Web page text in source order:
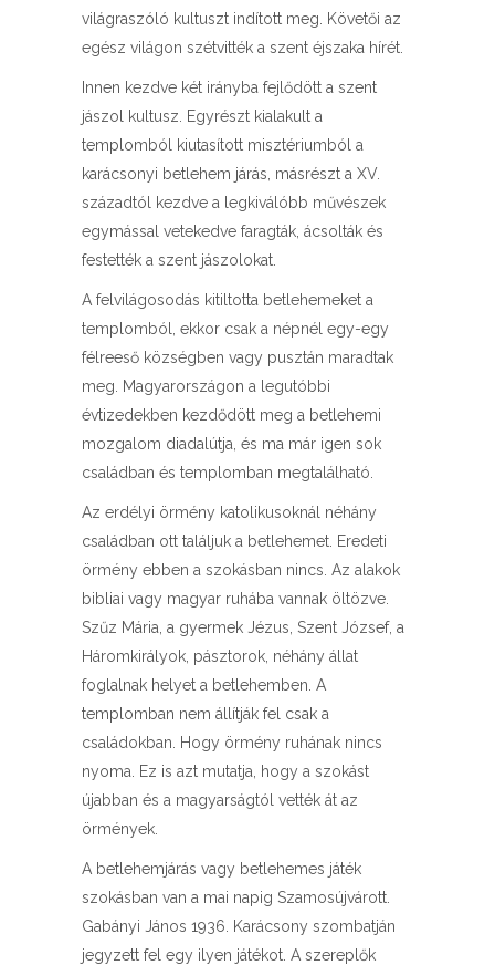
világraszóló kultuszt indított meg. Követői az
egész világon szétvitték a szent éjszaka hírét.
Innen kezdve két irányba fejlődött a szent
jászol kultusz. Egyrészt kialakult a
templomból kiutasított misztériumból a
karácsonyi betlehem járás, másrészt a XV.
századtól kezdve a legkiválóbb művészek
egymással vetekedve faragták, ácsolták és
festették a szent jászolokat.
A felvilágosodás kitiltotta betlehemeket a
templomból, ekkor csak a népnél egy-egy
félreeső községben vagy pusztán maradtak
meg. Magyarországon a legutóbbi
évtizedekben kezdődött meg a betlehemi
mozgalom diadalútja, és ma már igen sok
családban és templomban megtalálható.
Az erdélyi örmény katolikusoknál néhány
családban ott találjuk a betlehemet. Eredeti
örmény ebben a szokásban nincs. Az alakok
bibliai vagy magyar ruhába vannak öltözve.
Szűz Mária, a gyermek Jézus, Szent József, a
Háromkirályok, pásztorok, néhány állat
foglalnak helyet a betlehemben. A
templomban nem állítják fel csak a
családokban. Hogy örmény ruhának nincs
nyoma. Ez is azt mutatja, hogy a szokást
újabban és a magyarságtól vették át az
örmények.
A betlehemjárás vagy betlehemes játék
szokásban van a mai napig Szamosújvárott.
Gabányi János 1936. Karácsony szombatján
jegyzett fel egy ilyen játékot. A szereplők